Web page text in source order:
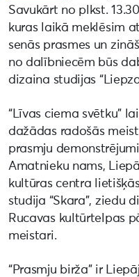
Savukārt no plkst.
kuras laikā meklēsim
senās prasmes un
no dalībniecēm būs
dizaina studijas
“Līvas ciema svētku”
dažādas radošās
prasmju
Amatnieku nams,
kultūras centra
studija “Skara”, ziedu
Rucavas kultūrtelpas
meistari.
“Prasmju birža” ir